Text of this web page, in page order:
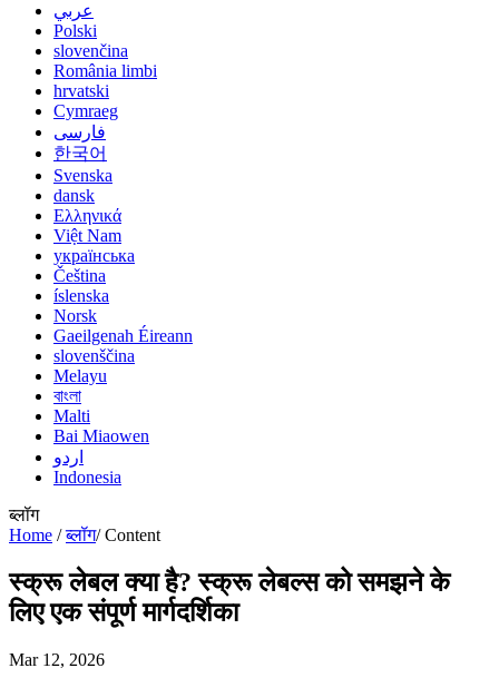
عربي
Polski
slovenčina
România limbi
hrvatski
Cymraeg
فارسی
한국어
Svenska
dansk
Ελληνικά
Việt Nam
українська
Čeština
íslenska
Norsk
Gaeilgenah Éireann
slovenščina
Melayu
বাংলা
Malti
Bai Miaowen
اردو
Indonesia
ब्लॉग
Home /ब्लॉग/Content
स्क्रू लेबल क्या है? स्क्रू लेबल्स को समझने के
लिए एक संपूर्ण मार्गदर्शिका
Mar 12, 2026